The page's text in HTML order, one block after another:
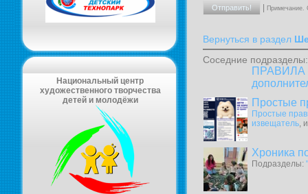
Национальный центр
художественного творчества
детей и молодёжи
| Примечание.
Вернуться в раздел
Соседние подразделы:
ПРАВИЛА
Простые
Простые
извещатель ,
Хроника
Подразделы: